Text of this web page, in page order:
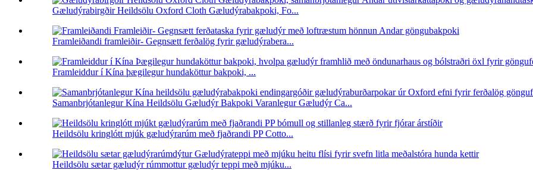
Gæludýrabirgðir Heildsölu Oxford Cloth Gæludýrabakpoki, Fo...
Framleiðandi framleiðir- Gegnsætt ferðalög fyrir gæludýrabera...
Framleiddur í Kína þægilegur hundaköttur bakpoki, ...
Samanbrjótanlegur Kína Heildsölu Gæludýr Bakpoki Varanlegur Gæludýr Ca...
Heildsölu kringlótt mjúk gæludýrarúm með fjaðrandi PP Cotto...
Heildsölu sætar gæludýr rúmmottur gæludýr teppi með mjúku...